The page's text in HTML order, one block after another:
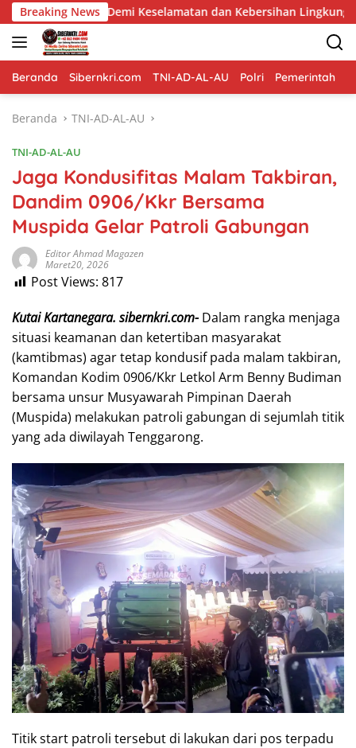
Langsung
ke
konten
Breaking News
Keselamatan dan Kebersihan Lingkungan
Beranda Sibernkri.com TNI-AD-AL-AU Polri Pemerintah
Beranda TNI-AD-AL-AU
TNI-AD-AL-AU
Jaga Kondusifitas Malam Takbiran,
Dandim 0906/Kkr Bersama
Muspida Gelar Patroli Gabungan
Editor Ahmad Magazen
Maret20, 2026
Post Views: 817
Kutai Kartanegara. sibernkri.com- Dalam rangka menjaga
situasi keamanan dan ketertiban masyarakat
(kamtibmas) agar tetap kondusif pada malam takbiran,
Komandan Kodim 0906/Kkr Letkol Arm Benny Budiman
bersama unsur Musyawarah Pimpinan Daerah
(Muspida) melakukan patroli gabungan di sejumlah titik
yang ada diwilayah Tenggarong.
Titik start patroli tersebut di lakukan dari pos terpadu